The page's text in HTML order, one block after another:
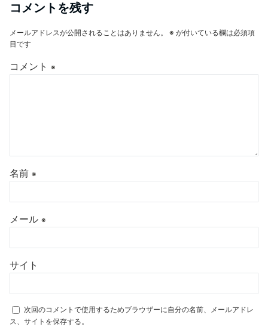
コメントを残す
メールアドレスが公開されることはありません。 ※ が付いている欄は必須項
目です
コメント ※
名前 ※
メール ※
サイト
次回のコメントで使用するためブラウザーに自分の名前、メールアドレ
ス、サイトを保存する。